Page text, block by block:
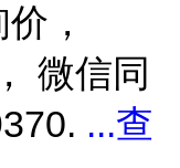
，
微信同
...查